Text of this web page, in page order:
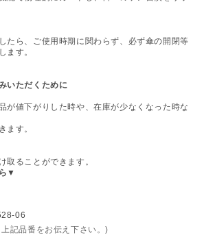
たら、ご使用時期に関わらず、必ず傘の開閉等
ます。
いただくために
が値下がりした時や、在庫が少なくなった時な
ます。
取ることができます。
▼
06
記品番をお伝え下さい。)